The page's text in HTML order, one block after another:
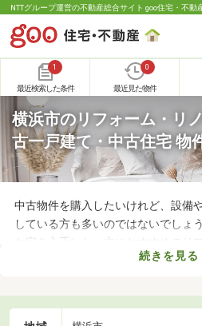
NTTグループ運営の不動産総合サイト goo住宅・不動
1
最近検索した条件
0
最近見た物件
横浜市のリフォーム・リ
古一戸建て・中古住宅 物
中古物件を購入したいけれど、設備
している方も多いのではないでしょ
な家を入手したい方におすすめのリ
みの中古一軒家を紹介します。築年
快適に暮らせますよ。
続きを見る